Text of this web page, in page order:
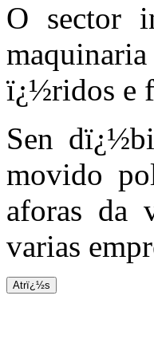
O sector
ï¿½ridos e
Sen
movido
aforas da
varias